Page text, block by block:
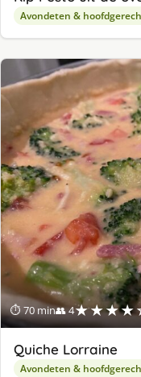
Avondeten &
⏱ 70 min👥 4
Quiche Lorraine
Avondeten &